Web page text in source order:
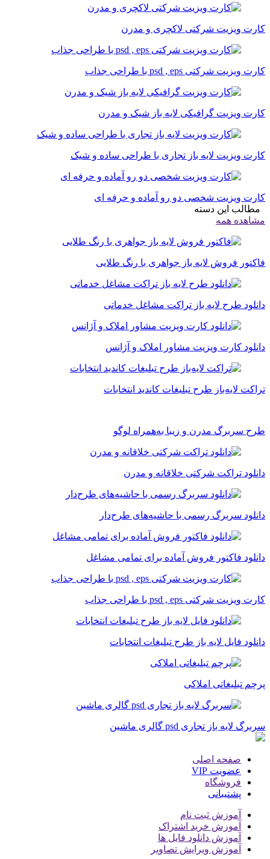
کارت ویزیت شرکتی لاکچری و مدرن
کارت ویزیت شرکتی psd , eps با طراحی جذاب
کارت ویزیت گرافیکی لایه باز شیک و مدرن
کارت ویزیت لایه باز تجاری با طراحی ساده و شیک
کارت ویزیت شخصی دو رو آماده و حرفه ای
مطالب این دسته
مشاهده همه
فاکتور فروش لایه باز جواهری با رنگ طلایی
دانلود طرح لایه باز تراکت مشاغل خدماتی
دانلود کارت ویزیت مشاور املاک و آژانس
تراکت لایه‌باز طرح تبلیغات کاندید انتخابات
طرح سربرگ مدرن و زیبا به‌همراه لوگو
دانلود تراکت شرکتی خلاقانه و مدرن
دانلود سربرگ رسمی با حاشیه‌های طرح‌دار
دانلود فاکتور فروش آماده برای تمامی مشاغل
کارت ویزیت شرکتی psd , eps با طراحی جذاب
دانلود فایل لایه باز طرح تبلیغات انتخابات
پرچم تبلیغاتی املاکی
سربرگ لایه باز تجاری psd گالری ماشین
صفحه اصلی
عضویت VIP
فروشگاه
پشتیبانی
آموزش ثبت نام
آموزش خرید اشتراک
آموزش دانلود فایل ها
آموزش ویرایش تصاویر